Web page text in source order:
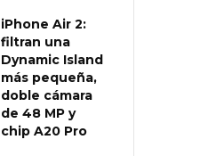
iPhone Air 2:
filtran una
Dynamic Island
más pequeña,
doble cámara
de 48 MP y
chip A20 Pro